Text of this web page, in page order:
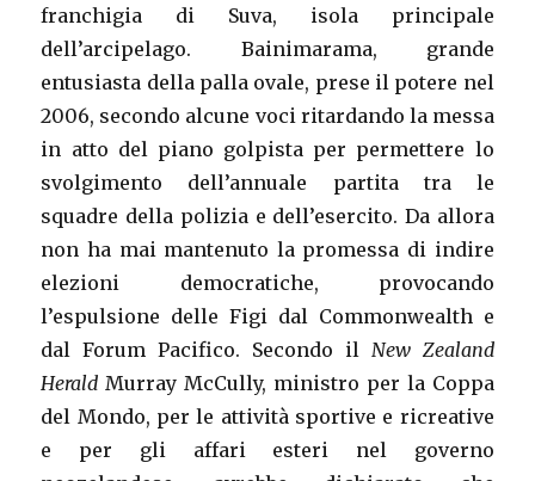
franchigia di Suva, isola principale
dell’arcipelago. Bainimarama, grande
entusiasta della palla ovale, prese il potere nel
2006, secondo alcune voci ritardando la messa
in atto del piano golpista per permettere lo
svolgimento dell’annuale partita tra le
squadre della polizia e dell’esercito. Da allora
non ha mai mantenuto la promessa di indire
elezioni democratiche, provocando
l’espulsione delle Figi dal Commonwealth e
dal Forum Pacifico. Secondo il New Zealand
Herald Murray McCully, ministro per la Coppa
del Mondo, per le attività sportive e ricreative
e per gli affari esteri nel governo